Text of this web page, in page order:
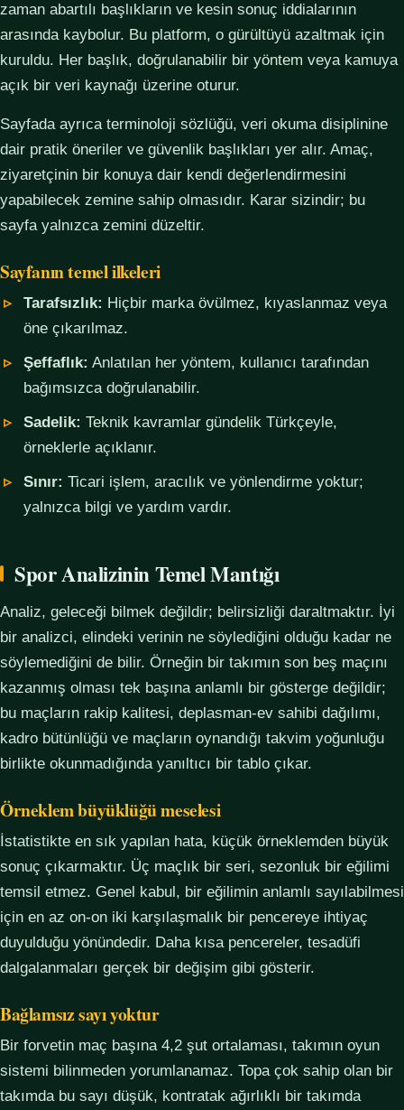
zaman abartılı başlıkların ve kesin sonuç iddialarının
arasında kaybolur. Bu platform, o gürültüyü azaltmak için
kuruldu. Her başlık, doğrulanabilir bir yöntem veya kamuya
açık bir veri kaynağı üzerine oturur.
Sayfada ayrıca terminoloji sözlüğü, veri okuma disiplinine
dair pratik öneriler ve güvenlik başlıkları yer alır. Amaç,
ziyaretçinin bir konuya dair kendi değerlendirmesini
yapabilecek zemine sahip olmasıdır. Karar sizindir; bu
sayfa yalnızca zemini düzeltir.
Sayfanın temel ilkeleri
Tarafsızlık: Hiçbir marka övülmez, kıyaslanmaz veya
öne çıkarılmaz.
Şeffaflık: Anlatılan her yöntem, kullanıcı tarafından
bağımsızca doğrulanabilir.
Sadelik: Teknik kavramlar gündelik Türkçeyle,
örneklerle açıklanır.
Sınır: Ticari işlem, aracılık ve yönlendirme yoktur;
yalnızca bilgi ve yardım vardır.
Spor Analizinin Temel Mantığı
Analiz, geleceği bilmek değildir; belirsizliği daraltmaktır. İyi
bir analizci, elindeki verinin ne söylediğini olduğu kadar ne
söylemediğini de bilir. Örneğin bir takımın son beş maçını
kazanmış olması tek başına anlamlı bir gösterge değildir;
bu maçların rakip kalitesi, deplasman-ev sahibi dağılımı,
kadro bütünlüğü ve maçların oynandığı takvim yoğunluğu
birlikte okunmadığında yanıltıcı bir tablo çıkar.
Örneklem büyüklüğü meselesi
İstatistikte en sık yapılan hata, küçük örneklemden büyük
sonuç çıkarmaktır. Üç maçlık bir seri, sezonluk bir eğilimi
temsil etmez. Genel kabul, bir eğilimin anlamlı sayılabilmesi
için en az on-on iki karşılaşmalık bir pencereye ihtiyaç
duyulduğu yönündedir. Daha kısa pencereler, tesadüfi
dalgalanmaları gerçek bir değişim gibi gösterir.
Bağlamsız sayı yoktur
Bir forvetin maç başına 4,2 şut ortalaması, takımın oyun
sistemi bilinmeden yorumlanamaz. Topa çok sahip olan bir
takımda bu sayı düşük, kontratak ağırlıklı bir takımda